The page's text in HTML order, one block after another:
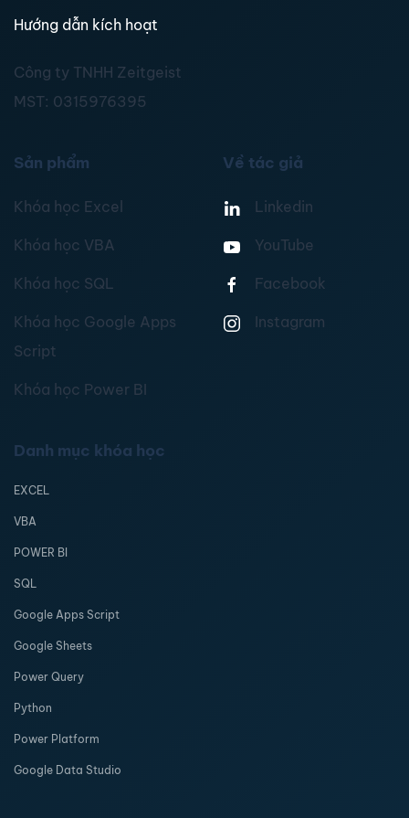
Hướng dẫn kích hoạt
Công ty TNHH Zeitgeist
MST: 0315976395
Sản phẩm
Khóa học Excel
Khóa học VBA
Khóa học SQL
Khóa học Google Apps
Script
Khóa học Power BI
Về tác giả
Linkedin
YouTube
Facebook
Instagram
Danh mục khóa học
EXCEL
VBA
POWER BI
SQL
Google Apps Script
Google Sheets
Power Query
Python
Power Platform
Google Data Studio